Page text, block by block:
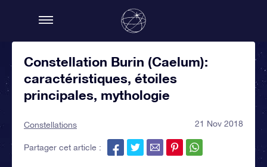
Constellation Burin (Caelum):
caractéristiques, étoiles
principales, mythologie
Constellations 21 Nov 2018
Partager cet article :